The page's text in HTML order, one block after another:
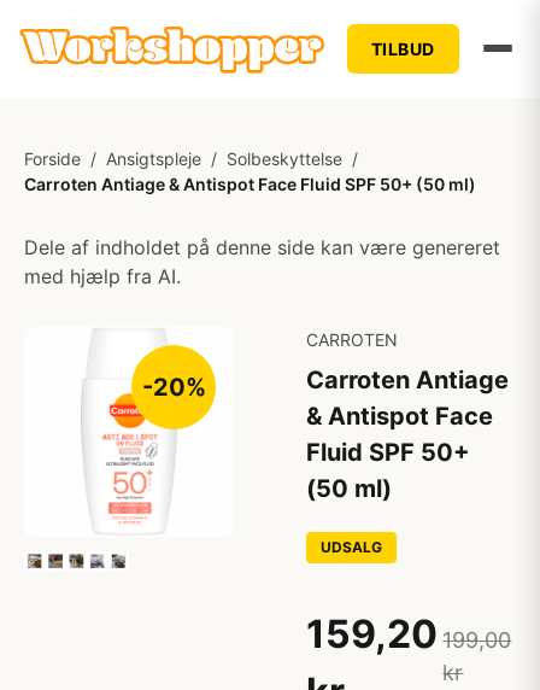
TILBUD
Forside / Ansigtspleje / Solbeskyttelse /
Carroten Antiage & Antispot Face Fluid SPF 50+ (50 ml)
Dele af indholdet på denne side kan være genereret
med hjælp fra AI.
-20%
CARROTEN
Carroten Antiage
& Antispot Face
Fluid SPF 50+
(50 ml)
UDSALG
159,20 199,00
kr